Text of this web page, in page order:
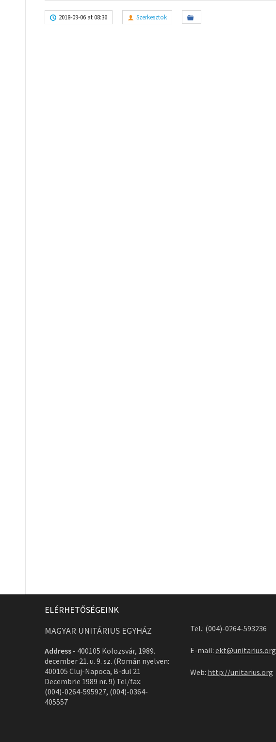
2018-09-06 at 08:36 Szerkesztok
ELÉRHETŐSÉGEINK
MAGYAR UNITÁRIUS EGYHÁZ
Address - 400105 Kolozsvár, 1989.
december 21. u. 9. sz. (Román nyelven:
400105 Cluj-Napoca, B-dul 21
Decembrie 1989 nr. 9) Tel/fax:
(004)-0264-595927, (004)-0364-
405557
Tel.: (004)-0264-593236
E-mail: ekt@unitarius.org
Web: http://unitarius.org